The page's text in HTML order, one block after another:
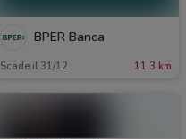
BPER Banca
Scade il 31/12 11.3 km